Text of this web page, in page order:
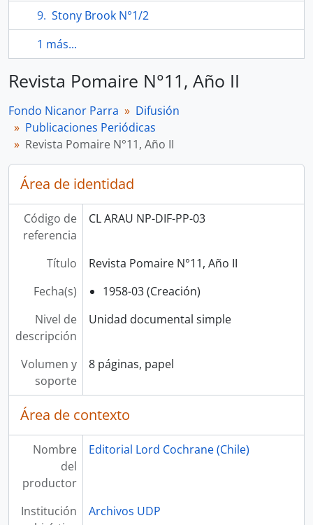
Stony Brook N°1/2
1 más...
Revista Pomaire N°11, Año II
Fondo Nicanor Parra
Difusión
Publicaciones Periódicas
Revista Pomaire N°11, Año II
Área de identidad
Código de
referencia
CL ARAU NP-DIF-PP-03
Título
Revista Pomaire N°11, Año II
Fecha(s)
1958-03 (Creación)
Nivel de
descripción
Unidad documental simple
Volumen y
soporte
8 páginas, papel
Área de contexto
Nombre
del
productor
Editorial Lord Cochrane (Chile)
Institución
Archivos UDP